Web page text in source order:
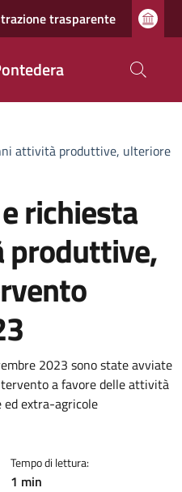
trasparente
attività produttive, ulteriore
richiesta
2023 sono state avviate
a favore delle attività
extra-agricole
Tempo di lettura:
1 min